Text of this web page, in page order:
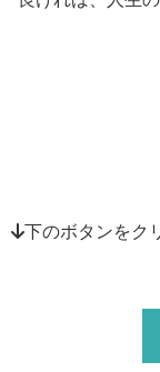
↓下のボタンをク